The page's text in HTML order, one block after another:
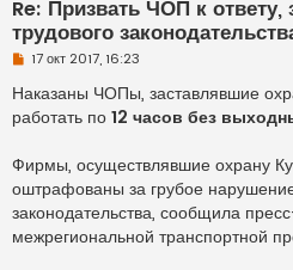
Re: Призвать ЧОП к ответу,
трудового
Н
п
р
о
т
н
н
е
17 окт 2017, 16:23
Наказаны ЧОПы, заставлявшие
работать по 12 часов без
Фирмы, осуществлявшие охрану
оштрафованы за грубое
законодательства, сообщила
межрегиональной транспортной